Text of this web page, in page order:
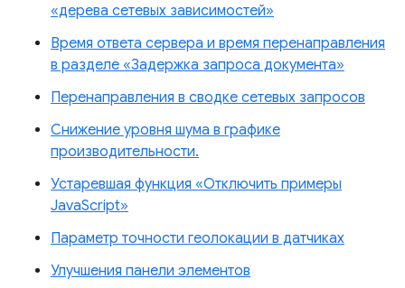
«дерева сетевых зависимостей»
Время ответа сервера и время перенаправления
в разделе «Задержка запроса документа»
Перенаправления в сводке сетевых запросов
Снижение уровня шума в графике
производительности.
Устаревшая функция «Отключить примеры
JavaScript»
Параметр точности геолокации в датчиках
Улучшения панели элементов